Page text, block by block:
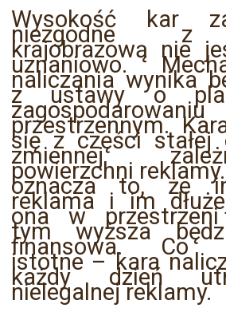
Wysokość kar
niezgodne z
krajobrazową nie
uznaniowo.
naliczania wynika
z ustawy o
zagospodarowaniu
przestrzennym.
się z części stałej
zmiennej
powierzchni
oznacza to, że
reklama i im
ona w przestrzeni
tym wyższa
finansowa. Co
istotne – kara
każdy dzień
nielegalnej reklamy.